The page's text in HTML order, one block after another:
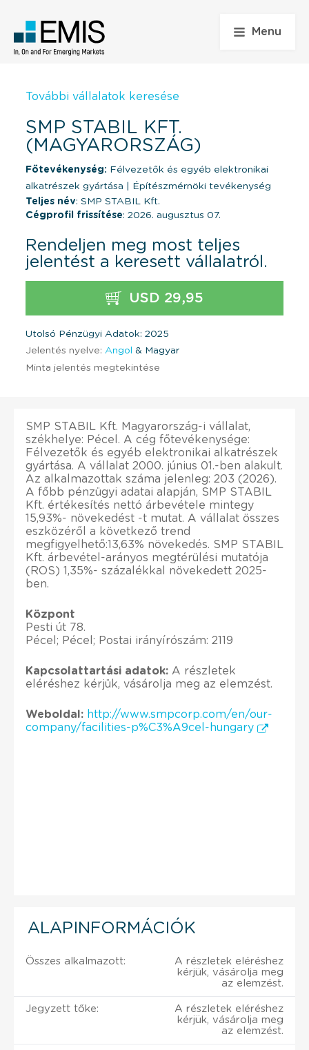
Menu
További vállalatok keresése
SMP STABIL KFT.
(MAGYARORSZÁG)
Főtevékenység: Félvezetők és egyéb elektronikai
alkatrészek gyártása
Építészmérnöki tevékenység
Teljes név: SMP STABIL Kft.
Cégprofil frissítése: 2026. augusztus 07.
Rendeljen meg most teljes
jelentést a keresett vállalatról.
USD 29,95
Utolsó Pénzügyi Adatok: 2025
Jelentés nyelve: Angol & Magyar
Minta jelentés megtekintése
SMP STABIL Kft. Magyarország-i vállalat,
székhelye: Pécel. A cég főtevékenysége:
Félvezetők és egyéb elektronikai alkatrészek
gyártása. A vállalat 2000. június 01.-ben alakult.
Az alkalmazottak száma jelenleg: 203 (2026).
A főbb pénzügyi adatai alapján, SMP STABIL
Kft. értékesítés nettó árbevétele mintegy
15,93%- növekedést -t mutat. A vállalat összes
eszközéről a következő trend
megfigyelhető:13,63% növekedés. SMP STABIL
Kft. árbevétel-arányos megtérülési mutatója
(ROS) 1,35%- százalékkal növekedett 2025-
ben.
Központ
Pesti út 78.
Pécel; Pécel; Postai irányírószám: 2119
Kapcsolattartási adatok: A részletek
eléréshez kérjük, vásárolja meg az elemzést.
Weboldal: http://www.smpcorp.com/en/our-
company/facilities-p%C3%A9cel-hungary
ALAPINFORMÁCIÓK
Összes alkalmazott:
A részletek eléréshez
kérjük, vásárolja meg
az elemzést.
Jegyzett tőke:
A részletek eléréshez
kérjük, vásárolja meg
az elemzést.